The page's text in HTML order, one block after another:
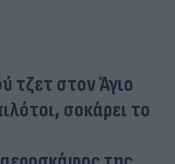
τζετ στον Άγιο
σοκάρει το